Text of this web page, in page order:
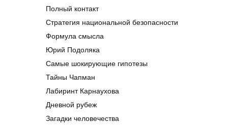
Полный контакт
Стратегия национальной безопасности
Формула смысла
Юрий Подоляка
Самые шокирующие гипотезы
Тайны Чапман
Лабиринт Карнаухова
Дневной рубеж
Загадки человечества